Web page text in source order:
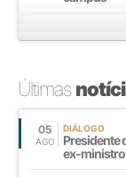
Últimas
05
AGO
DIÁLOGO
Presidente
ex-